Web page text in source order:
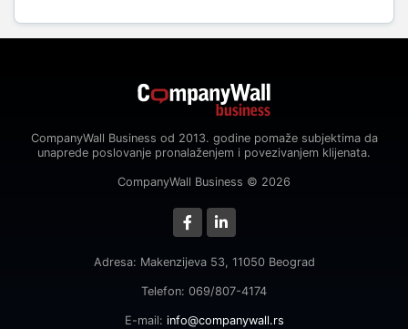
CompanyWall Business od 2013. godine pomaže subjektima da
unaprede poslovanje pronalaženjem i povezivanjem klijenata.
CompanyWall Business © 2026
Adresa: Makenzijeva 53, 11050 Beograd
Telefon: 069/807-4174
E-mail: info@companywall.rs